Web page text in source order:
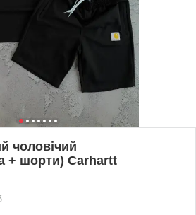
чоловічий
+ шорти) Carhartt